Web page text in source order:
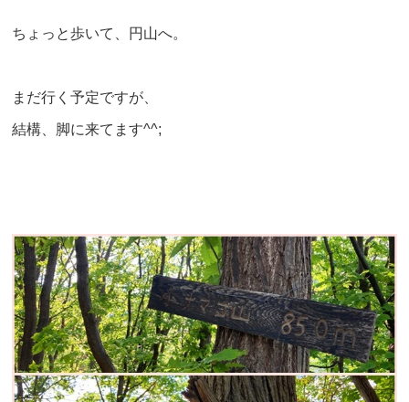
ちょっと歩いて、円山へ。
まだ行く予定ですが、
結構、脚に来てます^^;